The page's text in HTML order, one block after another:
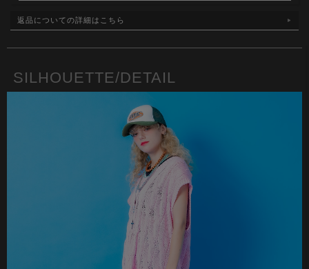
返品についての詳細はこちら
SILHOUETTE/DETAIL